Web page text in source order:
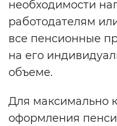
необходимости
работодателям
все пенсионные
на его
объеме.
Для максимально
оформления